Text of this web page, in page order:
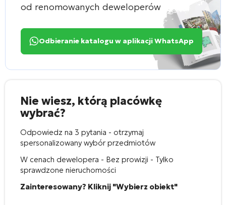
od renomowanych deweloperów
Odbieranie katalogu w aplikacji WhatsApp
Nie wiesz, którą placówkę
wybrać?
Odpowiedz na 3 pytania - otrzymaj
spersonalizowany wybór przedmiotów
W cenach dewelopera - Bez prowizji - Tylko
sprawdzone nieruchomości
Zainteresowany? Kliknij "Wybierz obiekt"